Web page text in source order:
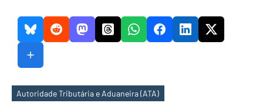
Etiquetas
Autoridade Tributária e Aduaneira (ATA)